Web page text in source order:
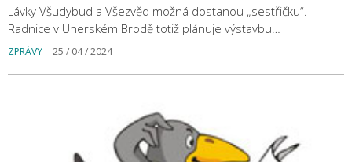
Lávky Všudybud a Všezvěd možná dostanou „sestřičku“.
Radnice v Uherském Brodě totiž plánuje výstavbu…
ZPRÁVY 25 / 04 / 2024